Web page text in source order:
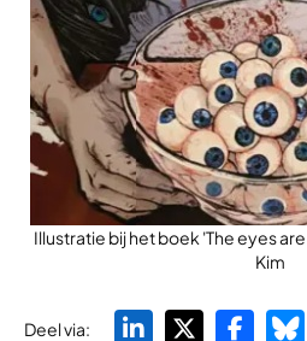
Illustratie bij het boek 'The eyes
Kim
Deel via: